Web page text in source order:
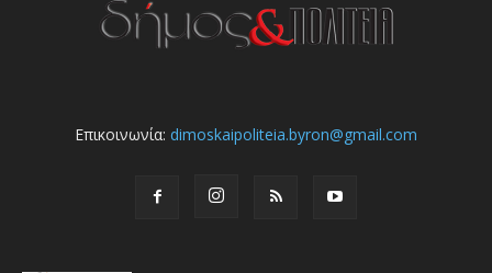
Επικοινωνία: dimoskaipoliteia.byron@gmail.com